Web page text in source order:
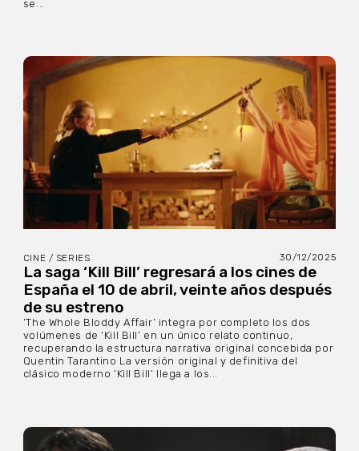
se...
CINE / SERIES 30/12/2025
La saga ‘Kill Bill’ regresará a los cines de
España el 10 de abril, veinte años después
de su estreno
‘The Whole Bloddy Affair’ integra por completo los dos
volúmenes de ‘Kill Bill’ en un único relato continuo,
recuperando la estructura narrativa original concebida por
Quentin Tarantino La versión original y definitiva del
clásico moderno ‘Kill Bill’ llega a los...